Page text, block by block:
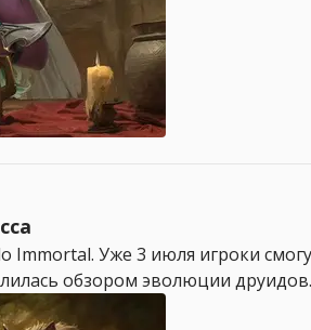
Уже 3 июля игроки
обзором эволюции